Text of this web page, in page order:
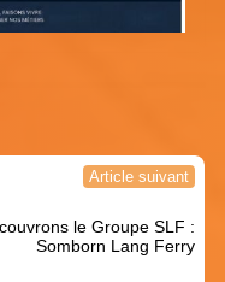
Article suivant
le Groupe SLF :
Somborn Lang Ferry